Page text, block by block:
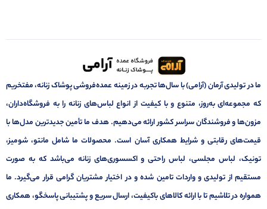
ما در تولیدی آرمان (آرامی) با سال‌ها تجربه در زمینه عمده‌فروشی پوشاک زنانه، مفتخریم
که مجموعه‌ای به‌روز، متنوع و با کیفیت از انواع لباس‌های زنانه را به فروشگاه‌داران،
مزون‌ها و فروشندگان سراسر کشور ارائه می‌دهیم. هدف ما تأمین جدیدترین مدل‌ها با
قیمت‌های رقابتی و شرایط همکاری آسان است. محصولات ما شامل مانتو، شومیز،
تونیک، لباس مجلسی، لباس راحتی و اکسسوری‌های زنانه می‌باشد که به صورت
مستقیم از تولیدی و واردات تامین شده و در اختیار مشتریان گرامی قرار می‌گیرد. ما
همواره در تلاشیم تا با ارائه کالاهای باکیفیت، ارسال سریع و پشتیبانی پاسخگو، همکاری